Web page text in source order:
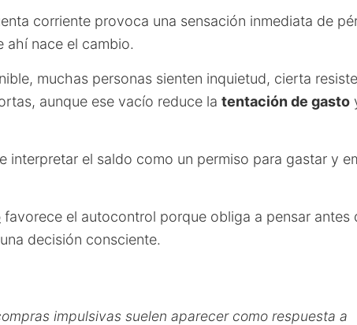
corriente provoca una sensación inmediata de
ahí nace el cambio.
muchas personas sienten inquietud, cierta
aunque ese vacío reduce la tentación de gasto
interpretar el saldo como un permiso para gastar y
favorece el autocontrol porque obliga a pensar antes
decisión consciente.
impulsivas suelen aparecer como respuesta a